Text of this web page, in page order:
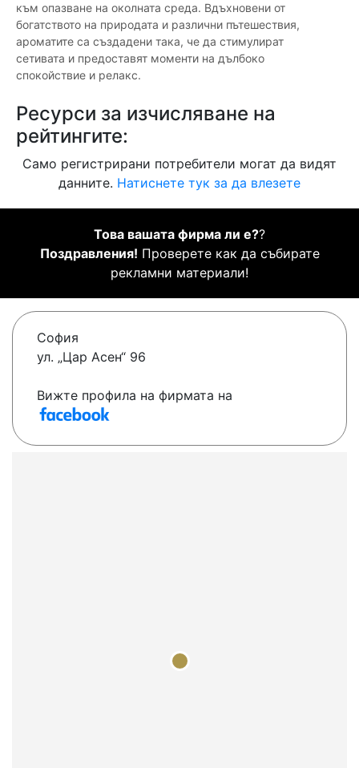
към опазване на околната среда. Вдъхновени от
богатството на природата и различни пътешествия,
ароматите са създадени така, че да стимулират
сетивата и предоставят моменти на дълбоко
спокойствие и релакс.
Ресурси за изчисляване на
рейтингите:
Само регистрирани потребители могат да видят
данните. Натиснете тук за да влезете
Това вашата фирма ли е??
Поздравления! Проверете как да събирате
рекламни материали!
София
ул. „Цар Асен“ 96
Вижте профила на фирмата на